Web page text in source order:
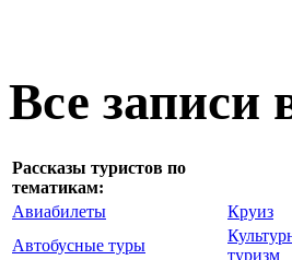
Все записи
Рассказы туристов по
тематикам:
Авиабилеты
Круиз
Автобусные туры
туризм